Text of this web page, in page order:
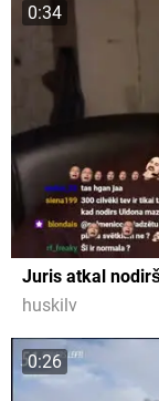
0:34
Juris atkal
huskilv
0:26